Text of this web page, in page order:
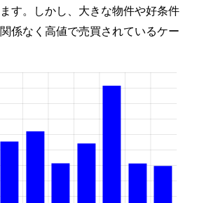
す。しかし、大きな物件や好条件
係なく高値で売買されているケー